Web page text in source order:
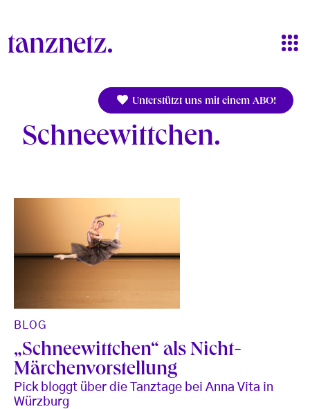
Unterstützt uns mit einem ABO!
Schneewittchen
BLOG
„Schneewittchen“ als Nicht-
Märchenvorstellung
Pick bloggt über die Tanztage bei Anna Vita in
Würzburg